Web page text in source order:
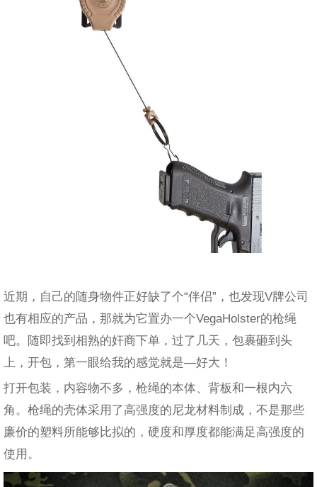
近期，自己的随身物件正好缺了个“伴侣”，也发现V牌公司
也有相应的产品，那就为它置办一个VegaHolster的枪绳
吧。随即找到相熟的奸商下单，过了几天，包裹砸到头
上，开包，第一眼给我的感觉就是—好大！
打开包装，内容物不多，枪绳的本体、背板和一根内六
角。枪绳的壳体采用了高强度的尼龙材料制成，不是那些
廉价的塑料所能够比拟的，硬度和厚度都能满足高强度的
使用。